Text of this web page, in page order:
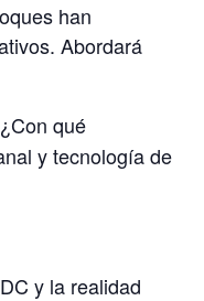
han
Abordará
qué
y tecnología de
y la realidad